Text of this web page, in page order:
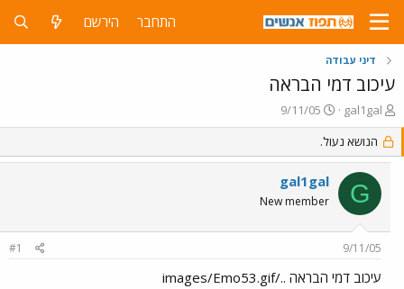
התחבר הירשם
דיני עבודה
עיכוב דמי הבראה
פ
ו
ת
ח
נ
gal1gal
פ
ו
ר
ס
ב
ת
ך
9/11/05
הנושא נעול.
G
gal1gal
New member
9/11/05
#1
עיכוב דמי הבראה ../images/Emo53.gif